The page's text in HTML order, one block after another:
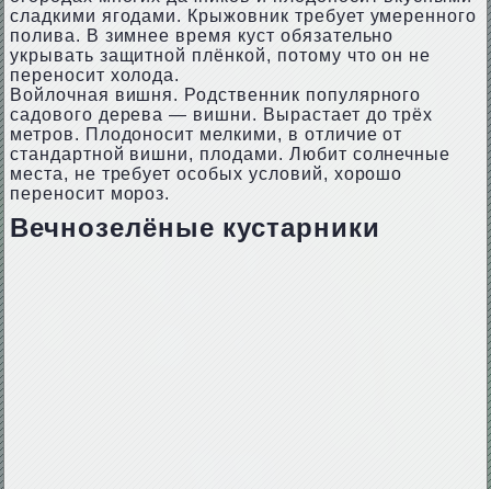
сладкими ягодами. Крыжовник требует умеренного
полива. В зимнее время куст обязательно
укрывать защитной плёнкой, потому что он не
переносит холода.
Войлочная вишня. Родственник популярного
садового дерева — вишни. Вырастает до трёх
метров. Плодоносит мелкими, в отличие от
стандартной вишни, плодами. Любит солнечные
места, не требует особых условий, хорошо
переносит мороз.
Вечнозелёные кустарники